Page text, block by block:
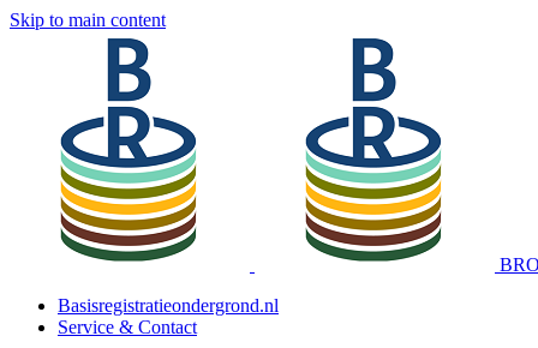
Skip to main content
Basisregistratieondergrond.nl
Service & Contact